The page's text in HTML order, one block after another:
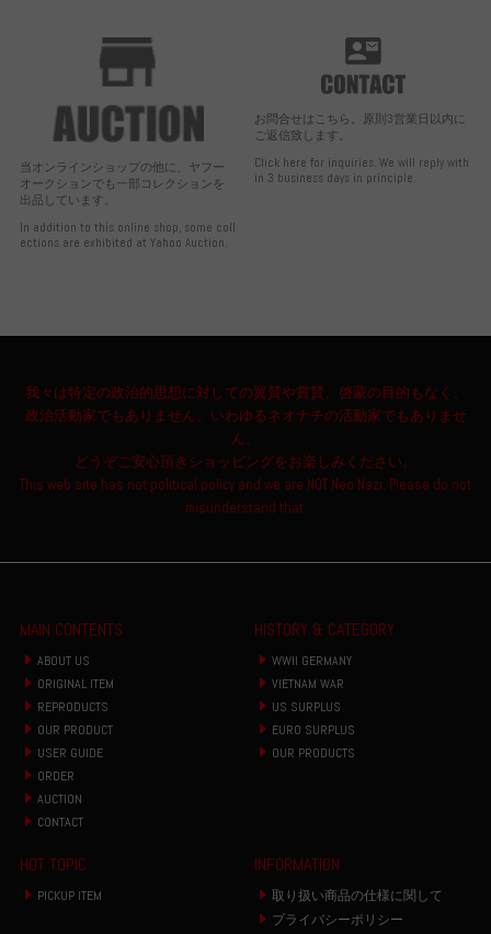
当オンラインショップの他に、ヤフー
オークションでも一部コレクションを
出品しています。
In addition to this online shop, some coll
ections are exhibited at Yahoo Auction.
お問合せはこちら。原則3営業日以内に
ご返信致します。
Click here for inquiries. We will reply with
in 3 business days in principle.
我々は特定の政治的思想に対しての翼賛や賞賛、啓蒙の目的もなく、
政治活動家でもありません。いわゆるネオナチの活動家でもありませ
ん。
どうぞご安心頂きショッピングをお楽しみください。
This web site has not political policy and we are NOT Neo Nazi. Please do not
misunderstand that.
MAIN CONTENTS
ABOUT US
ORIGINAL ITEM
REPRODUCTS
OUR PRODUCT
USER GUIDE
ORDER
AUCTION
CONTACT
HISTORY & CATEGORY
WWII GERMANY
VIETNAM WAR
US SURPLUS
EURO SURPLUS
OUR PRODUCTS
HOT TOPIC
PICKUP ITEM
INFORMATION
取り扱い商品の仕様に関して
プライバシーポリシー